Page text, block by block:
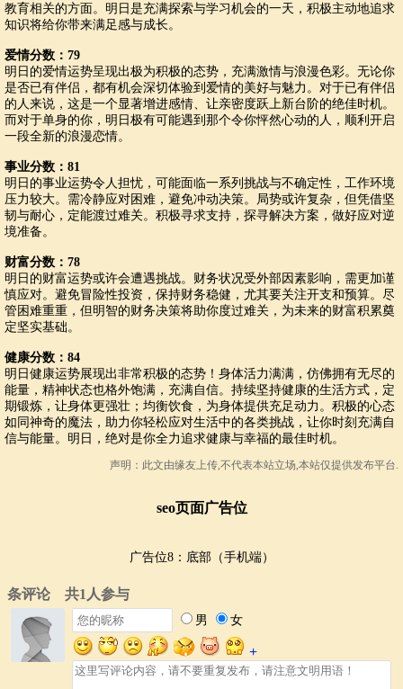
教育相关的方面。明日是充满探索与学习机会的一天，积极主动地追求
知识将给你带来满足感与成长。
爱情分数：79
明日的爱情运势呈现出极为积极的态势，充满激情与浪漫色彩。无论你
是否已有伴侣，都有机会深切体验到爱情的美好与魅力。对于已有伴侣
的人来说，这是一个显著增进感情、让亲密度跃上新台阶的绝佳时机。
而对于单身的你，明日极有可能遇到那个令你怦然心动的人，顺利开启
一段全新的浪漫恋情。
事业分数：81
明日的事业运势令人担忧，可能面临一系列挑战与不确定性，工作环境
压力较大。需冷静应对困难，避免冲动决策。局势或许复杂，但凭借坚
韧与耐心，定能渡过难关。积极寻求支持，探寻解决方案，做好应对逆
境准备。
财富分数：78
明日的财富运势或许会遭遇挑战。财务状况受外部因素影响，需更加谨
慎应对。避免冒险性投资，保持财务稳健，尤其要关注开支和预算。尽
管困难重重，但明智的财务决策将助你度过难关，为未来的财富积累奠
定坚实基础。
健康分数：84
明日健康运势展现出非常积极的态势！身体活力满满，仿佛拥有无尽的
能量，精神状态也格外饱满，充满自信。持续坚持健康的生活方式，定
期锻炼，让身体更强壮；均衡饮食，为身体提供充足动力。积极的心态
如同神奇的魔法，助力你轻松应对生活中的各类挑战，让你时刻充满自
信与能量。明日，绝对是你全力追求健康与幸福的最佳时机。
声明：此文由缘友 上传,不代表本站立场,本站仅提供发布平台.
seo页面广告位
广告位8：底部（手机端）